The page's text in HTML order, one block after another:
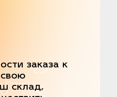
заказа к
склад,